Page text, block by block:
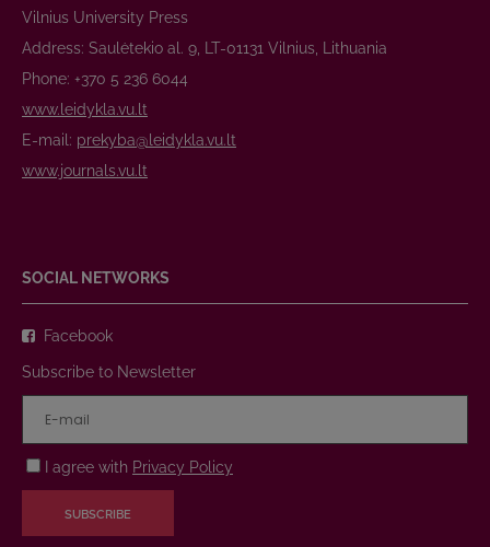
Vilnius University Press
Address: Saulėtekio al. 9, LT-01131 Vilnius, Lithuania
Phone: +370 5 236 6044
www.leidykla.vu.lt
E-mail: prekyba@leidykla.vu.lt
www.journals.vu.lt
SOCIAL NETWORKS
Facebook
Subscribe to Newsletter
I agree with Privacy Policy
SUBSCRIBE